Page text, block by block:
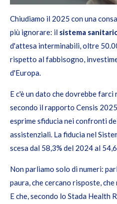
Chiudiamo il 2025 con una
più ignorare: il sistema
d'attesa interminabili, oltre
rispetto al fabbisogno,
d'Europa.
E c'è un dato che dovrebbe
secondo il rapporto Censis
esprime sfiducia nei confronti
assistenziali. La fiducia nel
scesa dal 58,3% del 2024 al
Non parliamo solo di numeri:
paura, che cercano risposte,
E che, secondo lo Stada Health